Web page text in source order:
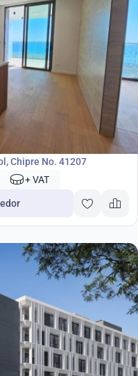
Chipre No. 41207
+ VAT